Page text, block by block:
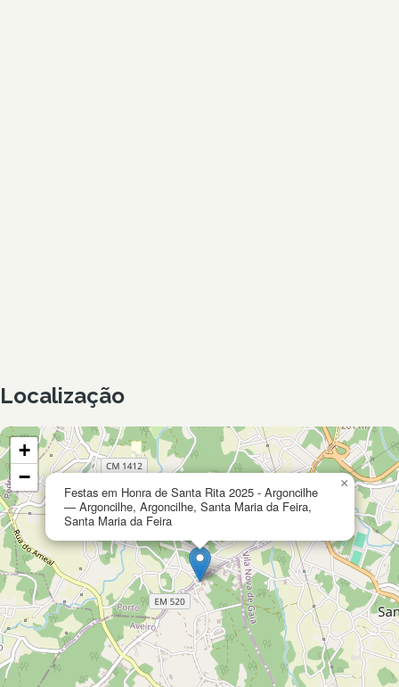
Localização
Festas em Honra de Santa Rita 2025 - Argoncilhe
— Argoncilhe, Argoncilhe, Santa Maria da Feira,
Santa Maria da Feira
×
+
−